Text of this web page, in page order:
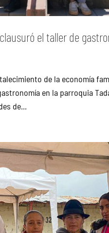
el taller de
de la economía
en la parroquia
de...